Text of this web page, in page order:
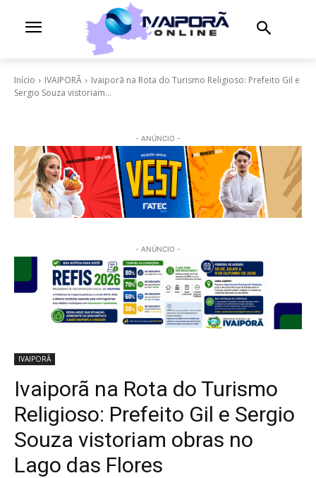
Início IVAIPORÃ
Ivaiporã na Rota do Turismo Religioso: Prefeito Gil e
Sergio Souza vistoriam...
- ANÚNCIO -
- ANÚNCIO -
IVAIPORÃ
Ivaiporã na Rota do Turismo
Religioso: Prefeito Gil e Sergio
Souza vistoriam obras no
Lago das Flores